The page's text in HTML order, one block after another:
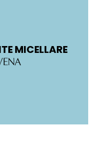
MICELLARE